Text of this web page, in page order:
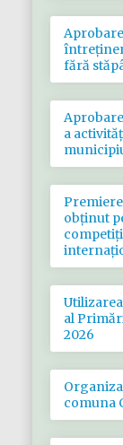
fără
a
obținut
al
2026
comuna